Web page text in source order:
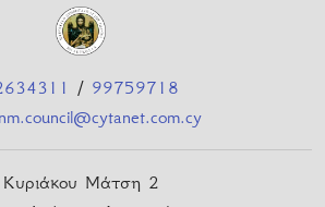
/ 99759718
Κυριάκου Μάτση 2